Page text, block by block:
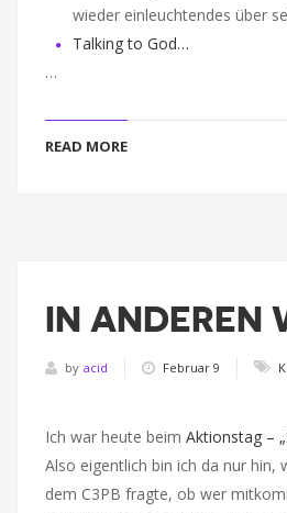
wieder einleuchtendes über
Talking to God…
…
READ MORE
IN ANDEREN
by acid Februar 9
Ich war heute beim Aktionstag –
Also eigentlich bin ich da nur hin,
dem C3PB fragte, ob wer